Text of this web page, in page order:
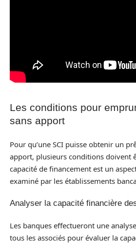
Les conditions pour
sans apport
Pour qu’une SCI puisse obtenir un
apport, plusieurs conditions doivent
capacité de financement est un
examiné par les établissements
Analyser la capacité financière
Les banques effectueront une
tous les associés pour évaluer la